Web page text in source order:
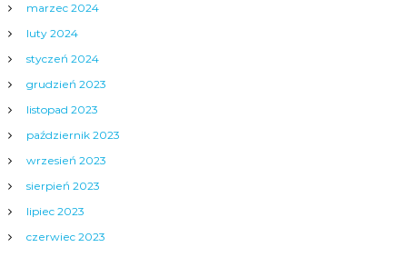
marzec 2024
luty 2024
styczeń 2024
grudzień 2023
listopad 2023
październik 2023
wrzesień 2023
sierpień 2023
lipiec 2023
czerwiec 2023